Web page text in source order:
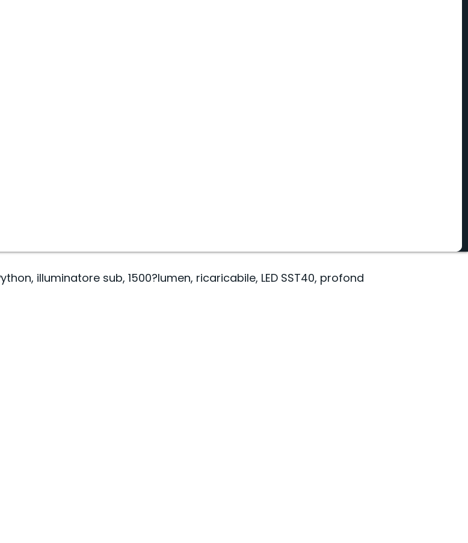
illuminatore sub, 1500?lumen, ricaricabile, LED SST40, profond